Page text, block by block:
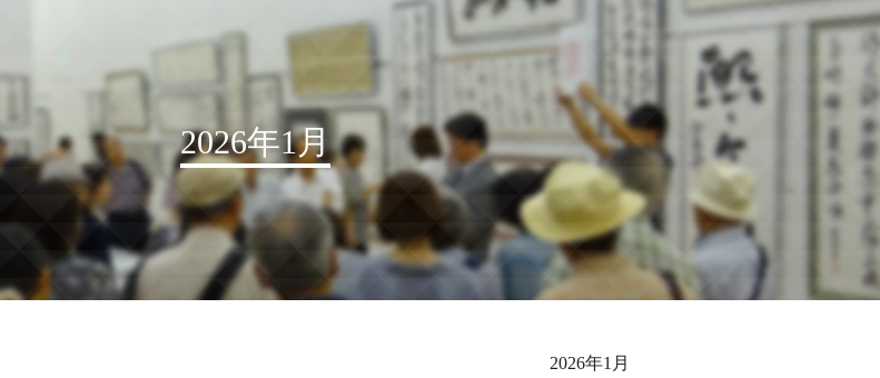
2026年1月
2026年1月
お知らせ
読売書法会について
読売書法展